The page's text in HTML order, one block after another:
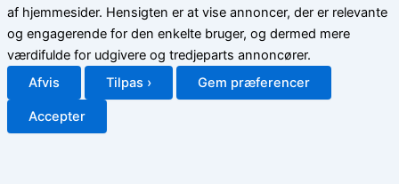
af hjemmesider. Hensigten er at vise annoncer, der er relevante
og engagerende for den enkelte bruger, og dermed mere
værdifulde for udgivere og tredjeparts annoncører.
Afvis
Tilpas › Gem præferencer
Accepter